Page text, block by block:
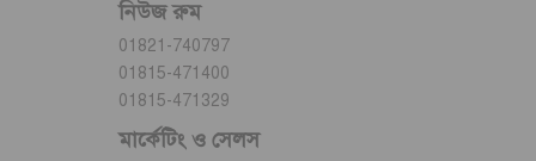
নিউজ রুম
01821-740797
01815-471400
01815-471329
মার্কেটিং ও সেলস